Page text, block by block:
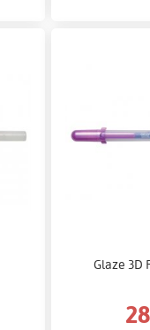
Glaze 3D